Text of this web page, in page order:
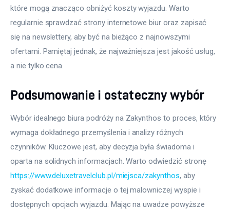
które mogą znacząco obniżyć koszty wyjazdu. Warto
regularnie sprawdzać strony internetowe biur oraz zapisać
się na newslettery, aby być na bieżąco z najnowszymi
ofertami. Pamiętaj jednak, że najważniejsza jest jakość usług,
a nie tylko cena.
Podsumowanie i ostateczny wybór
Wybór idealnego biura podróży na Zakynthos to proces, który
wymaga dokładnego przemyślenia i analizy różnych
czynników. Kluczowe jest, aby decyzja była świadoma i
oparta na solidnych informacjach. Warto odwiedzić stronę
https://www.deluxetravelclub.pl/miejsca/zakynthos, aby
zyskać dodatkowe informacje o tej malowniczej wyspie i
dostępnych opcjach wyjazdu. Mając na uwadze powyższe